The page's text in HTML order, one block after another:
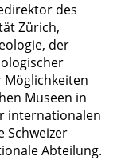
des
Zürich,
der
Museen in
internationalen
Schweizer
Abteilung.